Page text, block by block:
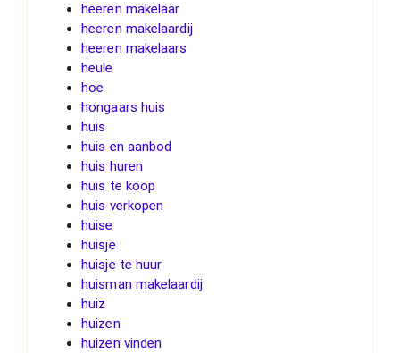
heeren makelaar
heeren makelaardij
heeren makelaars
heule
hoe
hongaars huis
huis
huis en aanbod
huis huren
huis te koop
huis verkopen
huise
huisje
huisje te huur
huisman makelaardij
huiz
huizen
huizen vinden